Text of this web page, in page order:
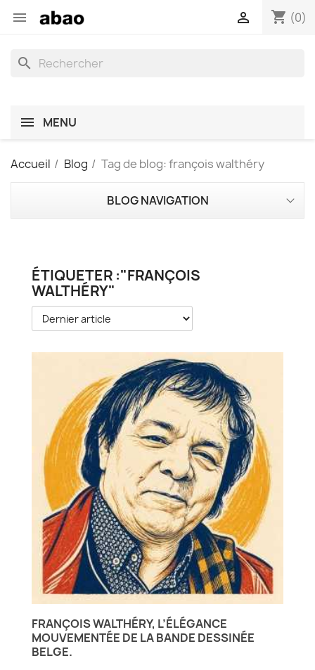
 shopping_cart (0)

search
MENU
Accueil Blog Tag de blog: françois walthéry
BLOG NAVIGATION
ÉTIQUETER :"FRANÇOIS
WALTHÉRY"
FRANÇOIS WALTHÉRY, L’ÉLÉGANCE
MOUVEMENTÉE DE LA BANDE DESSINÉE
BELGE.